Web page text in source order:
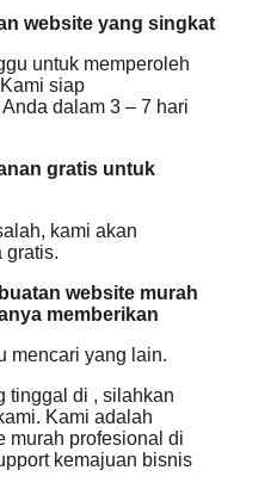
website yang singkat
untuk memperoleh
siap
dalam 3 – 7 hari
gratis untuk
kami akan
gratis.
website murah
memberikan
mencari yang lain.
tinggal di , silahkan
Kami adalah
murah profesional di
kemajuan bisnis